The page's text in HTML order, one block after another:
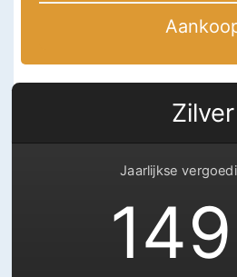
Zilver
Jaarlijkse